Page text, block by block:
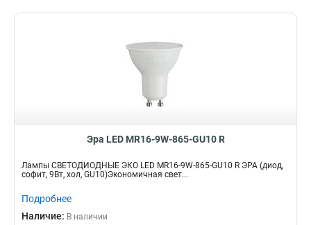
Эра LED MR16-9W-865-GU10 R
Лампы СВЕТОДИОДНЫЕ ЭКО LED MR16-9W-865-GU10 R ЭРА (диод,
софит, 9Вт, хол, GU10)Экономичная свет...
Подробнее
Наличие: В наличии